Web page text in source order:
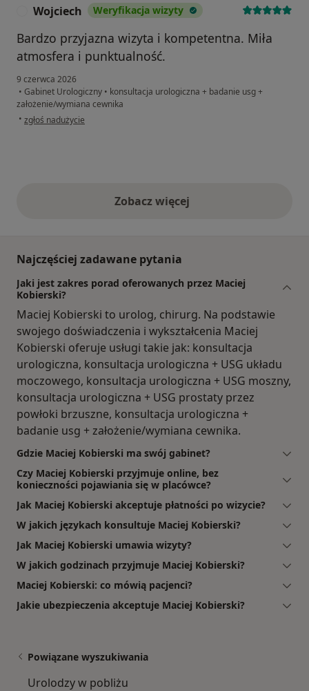
Wojciech Weryfikacja wizyty
Bardzo przyjazna wizyta i kompetentna. Miła
atmosfera i punktualność.
9 czerwca 2026
• Gabinet Urologiczny • konsultacja urologiczna + badanie usg +
założenie/wymiana cewnika
• w opinii użytkownika Wojciech
zgłoś nadużycie
Zobacz więcejopinie powyżej
Najczęściej zadawane pytania
Jaki jest zakres porad oferowanych przez Maciej
Kobierski?
Maciej Kobierski to urolog, chirurg. Na podstawie
swojego doświadczenia i wykształcenia Maciej
Kobierski oferuje usługi takie jak: konsultacja
urologiczna, konsultacja urologiczna + USG układu
moczowego, konsultacja urologiczna + USG moszny,
konsultacja urologiczna + USG prostaty przez
powłoki brzuszne, konsultacja urologiczna +
badanie usg + założenie/wymiana cewnika.
Gdzie Maciej Kobierski ma swój gabinet?
Czy Maciej Kobierski przyjmuje online, bez
konieczności pojawiania się w placówce?
Jak Maciej Kobierski akceptuje płatności po wizycie?
W jakich językach konsultuje Maciej Kobierski?
Jak Maciej Kobierski umawia wizyty?
W jakich godzinach przyjmuje Maciej Kobierski?
Maciej Kobierski: co mówią pacjenci?
Jakie ubezpieczenia akceptuje Maciej Kobierski?
Powiązane wyszukiwania
Urolodzy w pobliżu